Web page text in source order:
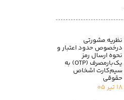
نظریه مشورتی
درخصوص حدود اعتبار و
نحوه ارسال رمز
یک‌بارمصرف (OTP) به
سیم‌کارت اشخاص
حقوقی
۱۸ تیر ۰۵